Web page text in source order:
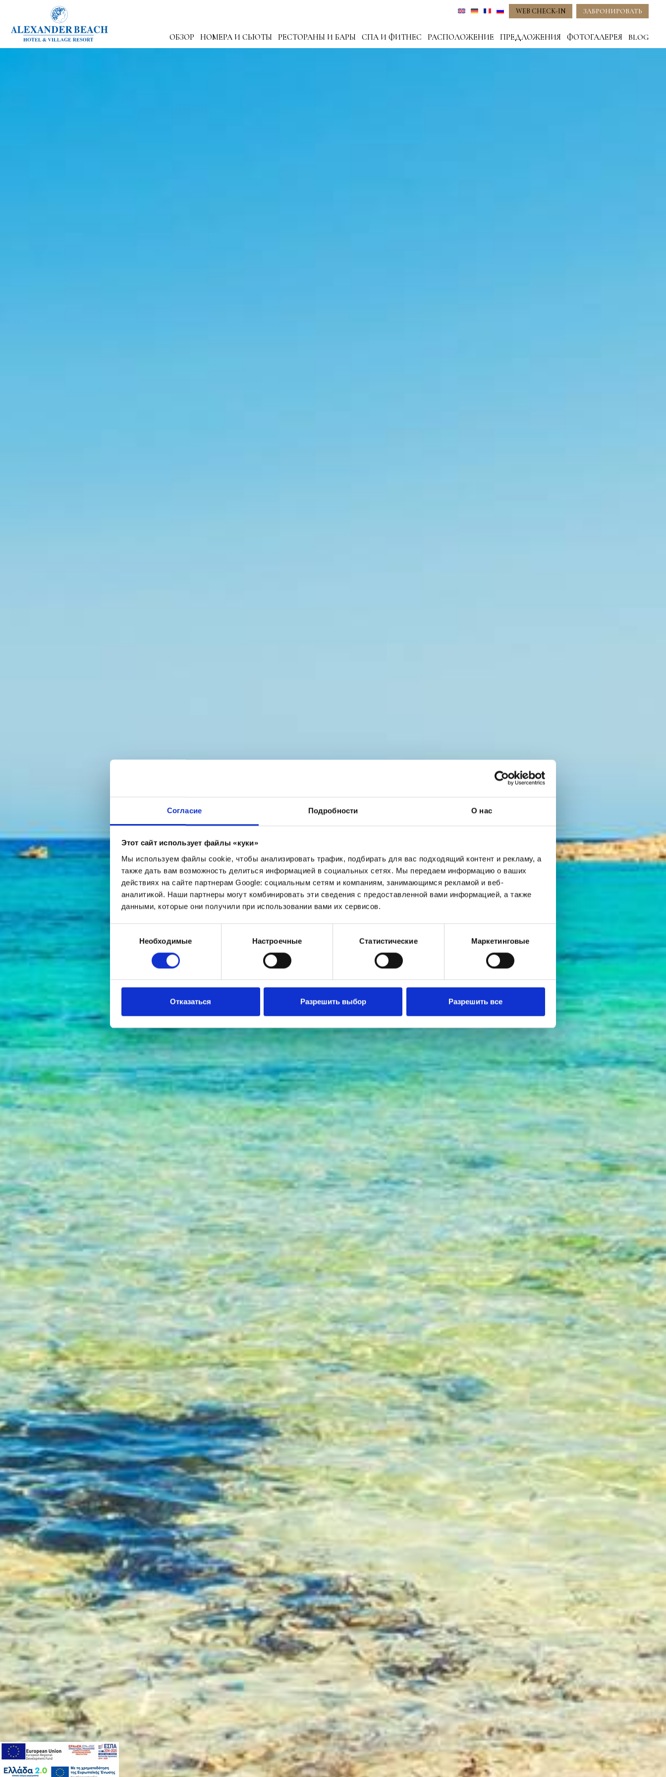
Согласие Подробности О нас
Этот сайт использует файлы «куки»
Мы используем файлы cookie, чтобы анализировать трафик, подбирать для вас подходящий контент и рекламу, а
также дать вам возможность делиться информацией в социальных сетях. Мы передаем информацию о ваших
действиях на сайте партнерам Google: социальным сетям и компаниям, занимающимся рекламой и веб-
аналитикой. Наши партнеры могут комбинировать эти сведения с предоставленной вами информацией, а также
данными, которые они получили при использовании вами их сервисов.
согласияНеобходимые Настроечные Статистические Маркетинговые
Отказаться Разрешить выбор Разрешить все
WEB CHECK-IN ЗАБРОНИРОВАТЬ
ОБЗОР НОМЕРА И СЬЮТЫ РЕСТОРАНЫ И БАРЫ СПА И ФИТНЕС РАСПОЛОЖЕНИЕ ПРЕДЛОЖЕНИЯ ФОТОГАЛЕРЕЯ BLOG